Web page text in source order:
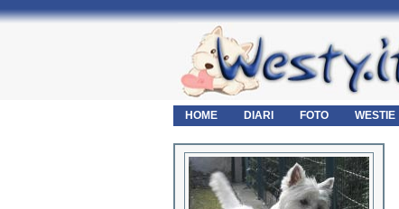
HOME DIARI FOTO WESTIE